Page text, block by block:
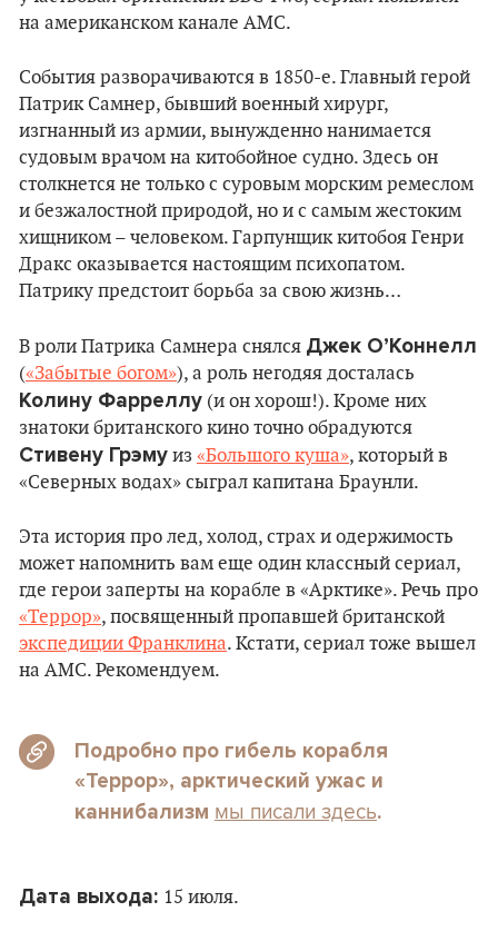
на американском канале AMC.
События разворачиваются в 1850-е. Главный герой
Патрик Самнер, бывший военный хирург,
изгнанный из армии, вынужденно нанимается
судовым врачом на китобойное судно. Здесь он
столкнется не только с суровым морским ремеслом
и безжалостной природой, но и с самым жестоким
хищником – человеком. Гарпунщик китобоя Генри
Дракс оказывается настоящим психопатом.
Патрику предстоит борьба за свою жизнь…
В роли Патрика Самнера снялся Джек О’Коннелл
(«Забытые богом»), а роль негодяя досталась
Колину Фарреллу (и он хорош!). Кроме них
знатоки британского кино точно обрадуются
Стивену Грэму из «Большого куша», который в
«Северных водах» сыграл капитана Браунли.
Эта история про лед, холод, страх и одержимость
может напомнить вам еще один классный сериал,
где герои заперты на корабле в «Арктике». Речь про
«Террор», посвященный пропавшей британской
экспедиции Франклина. Кстати, сериал тоже вышел
на AMC. Рекомендуем.
Подробно про гибель корабля
«Террор», арктический ужас и
каннибализм мы писали здесь.
Дата выхода: 15 июля.